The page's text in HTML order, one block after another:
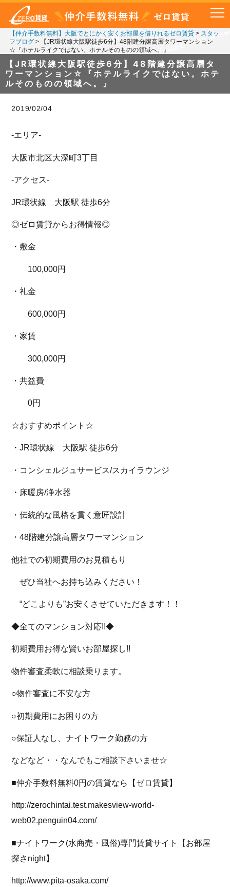
【仲介手数料無料】大阪でとにかく安くお部屋を借りれるゼロ賃貸> スタッ
フブログ>
【JR環状線大阪駅徒歩6分】48階建分譲高層タワーマンション
☆『ホテルライクではない。ホテルそのものの領域へ。』
【JR環状線大阪駅徒歩6分】48階建分譲高層タ
ワーマンション☆『ホテルライクではない。ホテ
ルそのものの領域へ。』
2019/02/04
-エリア-
大阪市北区大深町3丁目
-アクセス-
JR環状線 大阪駅 徒歩6分
◎ゼロ賃貸からお得情報◎
・敷金
100,000円
・礼金
600,000円
・家賃
300,000円
・共益費
0円
☆おすすめポイント☆
・JR環状線 大阪駅 徒歩6分
・コンシェルジュサービス/スカイラウンジ
・床暖房/浄水器
・伝統的な風格を貫く意匠設計
・48階建分譲高層タワーマンション
他社での初期費用のお見積もり
ぜひ当社へお持ち込みください！
“どこよりも”お安くさせていただきます！！
◆全てのマンション対応!!◆
初期費用お得な賢いお部屋探し!!
物件審査柔軟に相談乗ります。
○物件審査に不安な方
○初期費用にお困りの方
○保証人なし、ナイトワーク勤務の方
などなど・・なんでもご相談下さいませ☆
■仲介手数料無料0円の賃貸なら【ゼロ賃貸】
http://zerochintai.test.makesview-world-
web02.penguin04.com/
■ナイトワーク(水商売・風俗)専門賃貸サイト【お部屋
探さnight】
http://www.pita-osaka.com/